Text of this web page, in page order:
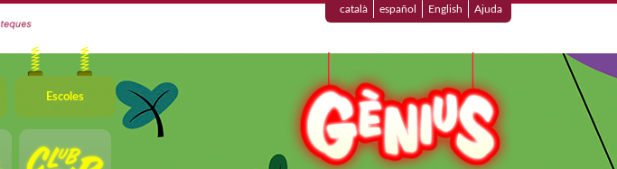
català español English Ajuda
Escoles